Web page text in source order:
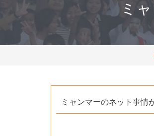
ミ
ミャンマーのネット事情